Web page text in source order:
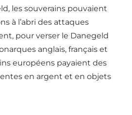
les souverains pouvaient
à l’abri des attaques
pour verser le Danegeld
anglais, français et
européens payaient des
en argent et en objets